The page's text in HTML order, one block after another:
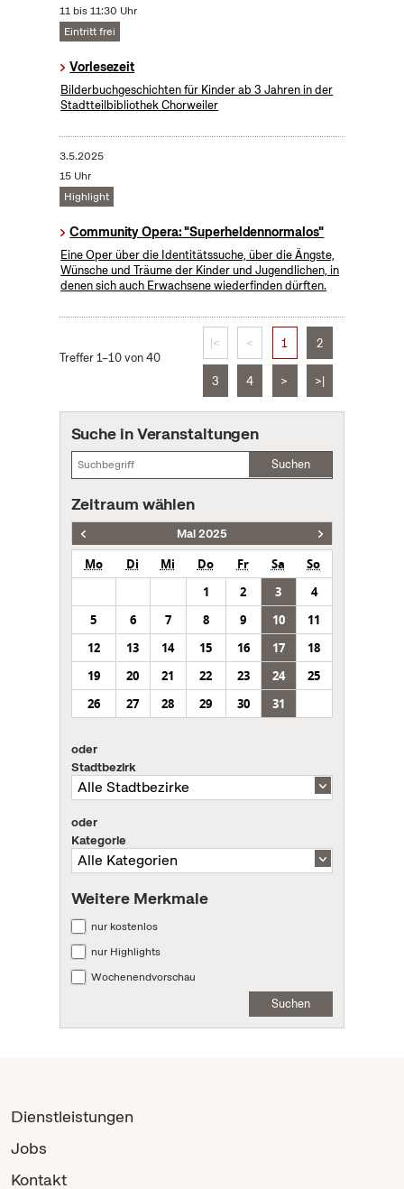
11 bis 11:30 Uhr
Eintritt frei
Vorlesezeit
Bilderbuchgeschichten für Kinder ab 3 Jahren in der
Stadtteilbibliothek Chorweiler
3.5.2025
15 Uhr
Highlight
Community Opera: "Superheldennormalos"
Eine Oper über die Identitätssuche, über die Ängste,
Wünsche und Träume der Kinder und Jugendlichen, in
denen sich auch Erwachsene wiederfinden dürften.
Treffer 1–10 von 40
|< < 1 2
3 4 > >|
Suche in Veranstaltungen
Suchen
Zeitraum wählen
Mai 2025
Mo Di Mi Do Fr Sa
So
1
2 3
4
5
6 7 8 9 10
11
12
13 14 15 16 17
18
19
20 21 22 23 24
25
26
27 28 29 30 31
oder
Stadtbezirk
oder
Kategorie
Weitere Merkmale
nur kostenlos
nur Highlights
Wochenendvorschau
Suchen
Dienstleistungen
Jobs
Kontakt